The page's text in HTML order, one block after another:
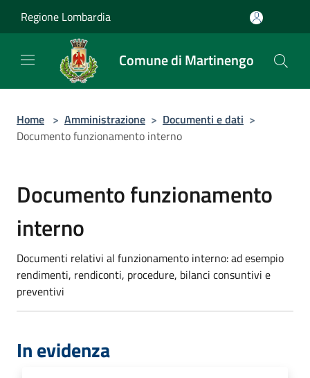
Regione Lombardia
Comune di Martinengo
Home > Amministrazione > Documenti e dati >
Documento funzionamento interno
Documento funzionamento
interno
Documenti relativi al funzionamento interno: ad esempio
rendimenti, rendiconti, procedure, bilanci consuntivi e
preventivi
In evidenza